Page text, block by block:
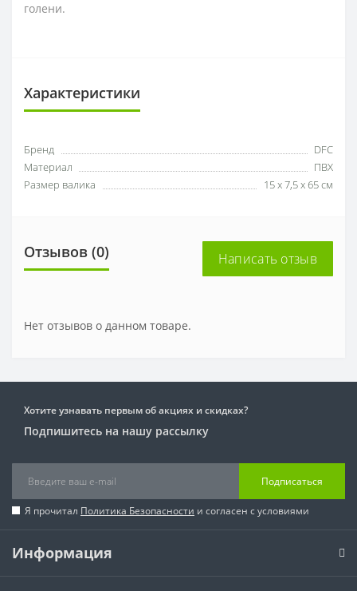
голени.
Характеристики
Бренд
DFC
Материал
ПВХ
Размер валика
15 х 7,5 х 65 см
Отзывов (0) Написать отзыв
Нет отзывов о данном товаре.
Хотите узнавать первым об акциях и скидках?
Подпишитесь на нашу рассылку
Подписаться
Я прочитал Политика Безопасности и согласен с условиями
Информация